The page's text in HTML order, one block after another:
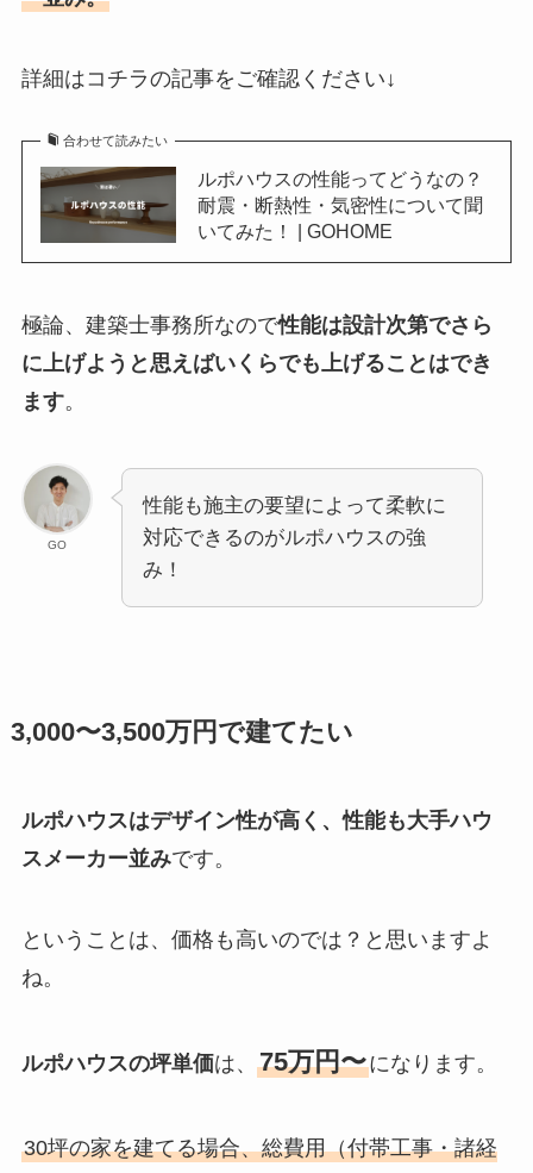
詳細はコチラの記事をご確認ください↓
合わせて読みたい
ルポハウスの性能ってどうなの？
耐震・断熱性・気密性について聞
いてみた！ | GOHOME
極論、建築士事務所なので性能は設計次第でさら
に上げようと思えばいくらでも上げることはでき
ます。
GO
性能も施主の要望によって柔軟に
対応できるのがルポハウスの強
み！
3,000〜3,500万円で建てたい
ルポハウスはデザイン性が高く、性能も大手ハウ
スメーカー並みです。
ということは、価格も高いのでは？と思いますよ
ね。
ルポハウスの坪単価は、 75万円〜になります。
30坪の家を建てる場合、総費用（付帯工事・諸経